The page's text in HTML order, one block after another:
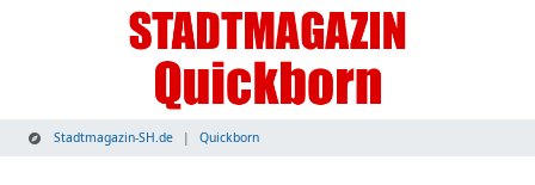
Stadtmagazin-SH.de Quickborn